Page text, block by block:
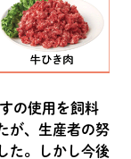
の使用を飼料
が、生産者の努
た。しかし今後